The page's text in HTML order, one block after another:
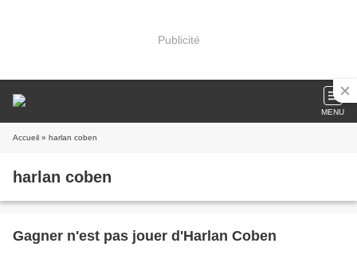
Publicité
MENU
Accueil » harlan coben
harlan coben
Gagner n'est pas jouer d'Harlan Coben